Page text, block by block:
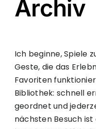
Archiv
Ich beginne, Spiele
Geste, die das
Favoriten
Bibliothek: schnell
geordnet und
nächsten Besuch